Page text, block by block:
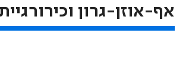
אף-אוזן-גרון